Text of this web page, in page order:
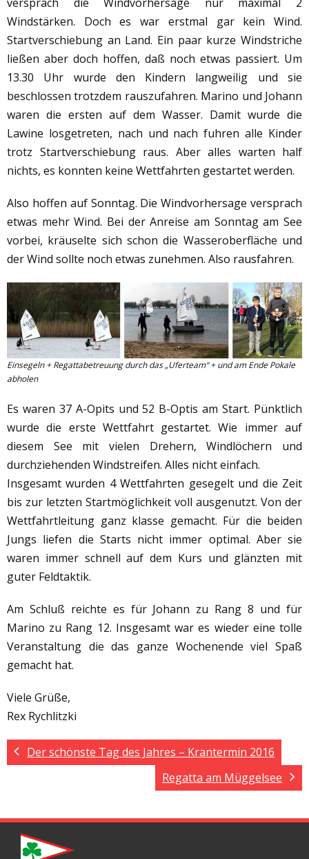
Windstärken. Doch es war erstmal gar kein Wind.
Startverschiebung an Land. Ein paar kurze Windstriche
ließen aber doch hoffen, daß noch etwas passiert. Um
13.30 Uhr wurde den Kindern langweilig und sie
beschlossen trotzdem rauszufahren. Marino und Johann
waren die ersten auf dem Wasser. Damit wurde die
Lawine losgetreten, nach und nach fuhren alle Kinder
trotz Startverschiebung raus. Aber alles warten half
nichts, es konnten keine Wettfahrten gestartet werden.
Also hoffen auf Sonntag. Die Windvorhersage versprach
etwas mehr Wind. Bei der Anreise am Sonntag am See
vorbei, kräuselte sich schon die Wasseroberfläche und
der Wind sollte noch etwas zunehmen. Also rausfahren.
Einsegeln + Regattabetreuung durch das „Uferteam“ + und am Ende Pokale
abholen
Es waren 37 A-Opits und 52 B-Optis am Start. Pünktlich
wurde die erste Wettfahrt gestartet. Wie immer auf
diesem See mit vielen Drehern, Windlöchern und
durchziehenden Windstreifen. Alles nicht einfach.
Insgesamt wurden 4 Wettfahrten gesegelt und die Zeit
bis zur letzten Startmöglichkeit voll ausgenutzt. Von der
Wettfahrtleitung ganz klasse gemacht. Für die beiden
Jungs liefen die Starts nicht immer optimal. Aber sie
waren immer schnell auf dem Kurs und glänzten mit
guter Feldtaktik.
Am Schluß reichte es für Johann zu Rang 8 und für
Marino zu Rang 12. Insgesamt war es wieder eine tolle
Veranstaltung die das ganze Wochenende viel Spaß
gemacht hat.
Viele Grüße,
Rex Rychlitzki
Der schönste Tag des Jahres – Krantermin 2016
Regatta am Müggelsee